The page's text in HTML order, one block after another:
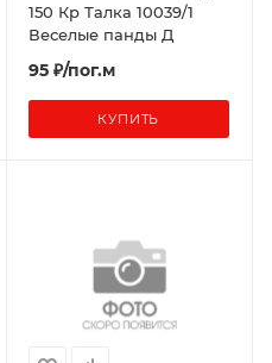
150 Кр Талка 10039/1
Веселые панды Д
95 ₽/пог.м
КУПИТЬ